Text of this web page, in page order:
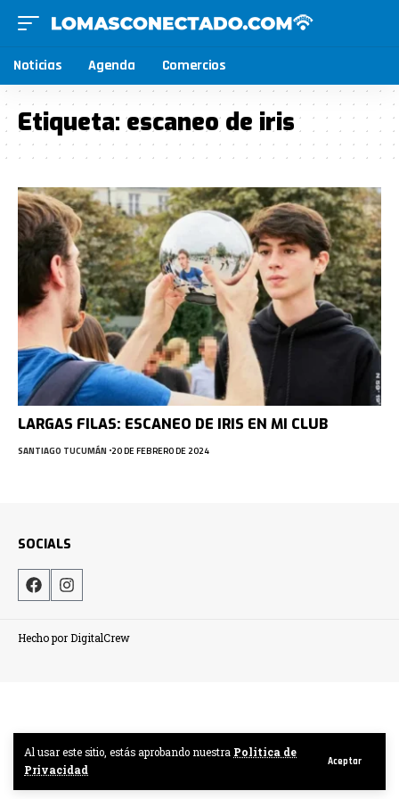
Al usar este sitio, estás aprobando nuestra Politica de
Privacidad
Aceptar
Noticias Agenda Comercios
Etiqueta:escaneo de iris
LARGAS FILAS: ESCANEO DE IRIS EN MI CLUB
SANTIAGO TUCUMÁN 20 DE FEBRERO DE 2024
SOCIALS
Hecho por DigitalCrew